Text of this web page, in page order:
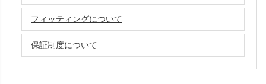
フィッティングについて
保証制度について